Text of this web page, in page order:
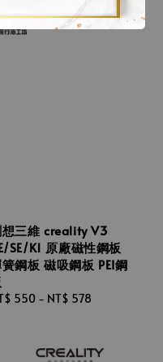
三維 creality V3
SE/K1 原廠磁性鋼板
鋼板 磁吸鋼板 PEI鋼
550 - NT$ 578